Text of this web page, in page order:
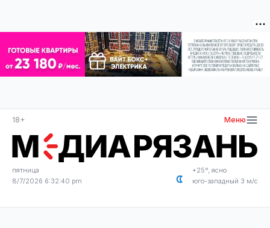
18+ Меню
пятница
8/7/2026 6:32:40 pm
+25°, ясно
юго-западный 3 м/с